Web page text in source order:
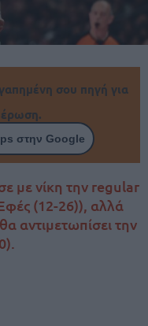
σου πηγή για
στην Google
με νίκη την regular
(12-26)), αλλά
αντιμετωπίσει την